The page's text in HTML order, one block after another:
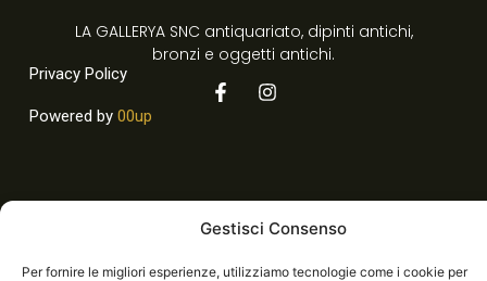
Gestisci Consenso
Per fornire le migliori esperienze, utilizziamo tecnologie come i cookie per
LA GALLERYA SNC antiquariato, dipinti antichi,
bronzi e oggetti antichi.
Privacy Policy
Powered by 00up
La Gallerya SNC di Sarietto Luca | P.IVA 03787240047